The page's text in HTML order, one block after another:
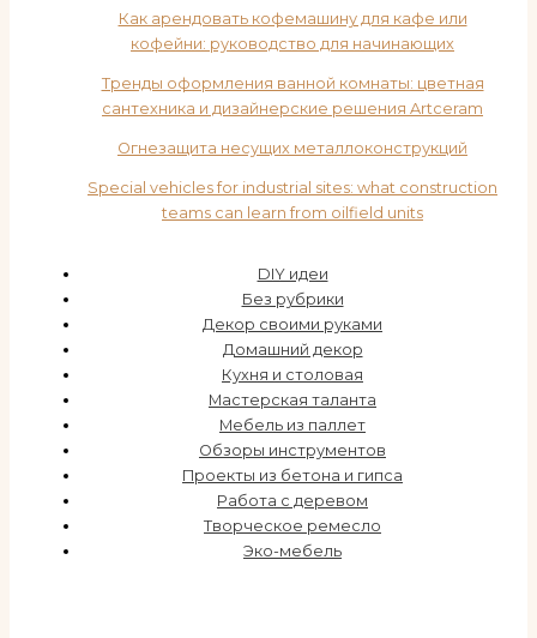
Как арендовать кофемашину для кафе или
кофейни: руководство для начинающих
Тренды оформления ванной комнаты: цветная
сантехника и дизайнерские решения Artceram
Огнезащита несущих металлоконструкций
Special vehicles for industrial sites: what construction
teams can learn from oilfield units
DIY идеи
Без рубрики
Декор своими руками
Домашний декор
Кухня и столовая
Мастерская таланта
Мебель из паллет
Обзоры инструментов
Проекты из бетона и гипса
Работа с деревом
Творческое ремесло
Эко-мебель